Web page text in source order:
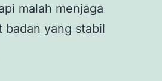
malah menjaga
badan yang stabil